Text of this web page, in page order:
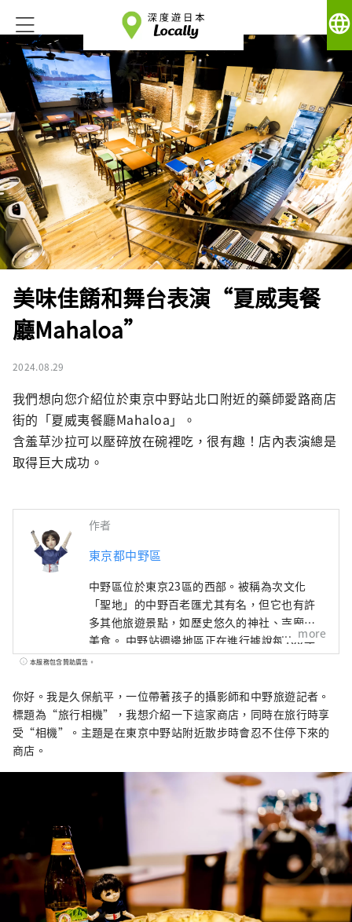
language
美味佳餚和舞台表演“夏威夷餐
廳Mahaloa”
2024.08.29
我們想向您介紹位於東京中野站北口附近的藥師愛路商店
街的「夏威夷餐廳Mahaloa」。
含羞草沙拉可以壓碎放在碗裡吃，很有趣！店內表演總是
取得巨大成功。
作者
東京都中野區
中野區位於東京23區的西部。被稱為次文化
「聖地」的中野百老匯尤其有名，但它也有許
多其他旅遊景點，如歷史悠久的神社、寺廟和
美食。 中野站週邊地區正在進行據說每100年
一次的再開發，在城鎮發生變化的同時，中野
老式的人文氣息。這座城市的這種多樣性也與
這座城市的特徵有關，這座城市居住著來自約
120 個國家的約 17,000 人。
more
本服務包含贊助廣告。
你好。我是久保航平，一位帶著孩子的攝影師和中野旅遊記者。
標題為“旅行相機”，我想介紹一下這家商店，同時在旅行時享
受“相機”。主題是在東京中野站附近散步時會忍不住停下來的
商店。